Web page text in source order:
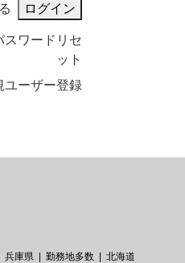
スワードリセ
ット
ユーザー登録
兵庫県 勤務地多数
北海道